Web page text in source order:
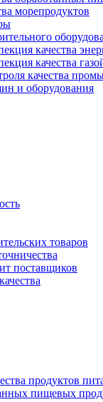
морепродуктов
качества
качества
качества
и оборудования
товаров
поставщиков
продуктов
пищевых